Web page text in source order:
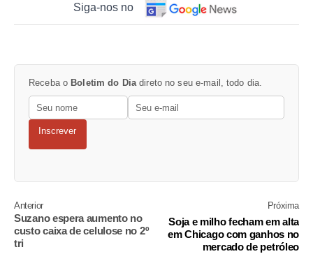
Siga-nos no
Receba o Boletim do Dia direto no seu e-mail, todo dia.
Inscrever
Anterior
Suzano espera aumento no
custo caixa de celulose no 2º
tri
Próxima
Soja e milho fecham em alta
em Chicago com ganhos no
mercado de petróleo